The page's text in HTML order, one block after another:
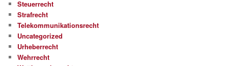
Steuerrecht
Strafrecht
Telekommunikationsrecht
Uncategorized
Urheberrecht
Wehrrecht